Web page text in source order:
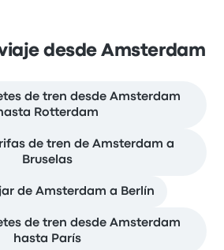
desde Amsterdam
de tren desde Amsterdam
Rotterdam
de tren de Amsterdam a
Bruselas
de Amsterdam a Berlín
de tren desde Amsterdam
hasta París